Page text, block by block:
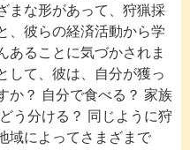
まな形があって、狩猟採
、彼らの経済活動から学
あることに気づかされま
して、彼は、自分が獲っ
か？ 自分で食べる？ 家族
う分ける？ 同じように狩
域によってさまざまで